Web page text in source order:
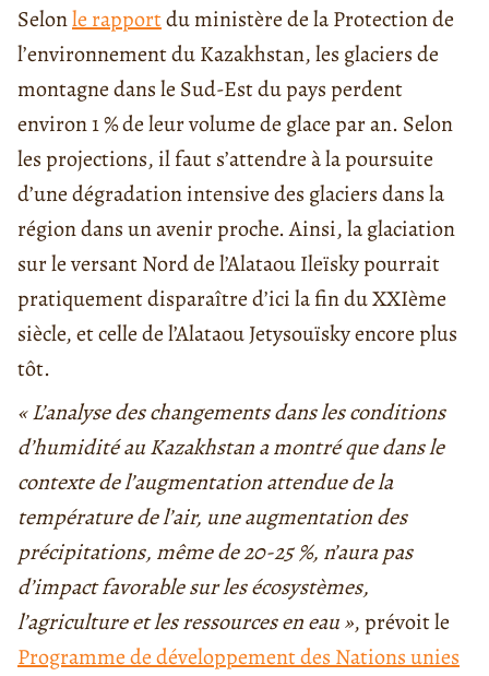
Selonle rapportdu ministère de la Protection de
l’environnement du Kazakhstan, les glaciers de
montagne dans le Sud-Est du pays perdent
environ 1 % de leur volume de glace par an. Selon
les projections, il faut s’attendre à la poursuite
d’une dégradation intensive des glaciers dans la
région dans un avenir proche. Ainsi, la glaciation
sur le versant Nord de l’Alataou Ileïsky pourrait
pratiquement disparaître d’ici la fin du XXIème
siècle, et celle de l’Alataou Jetysouïsky encore plus
tôt.
« L’analyse des changements dans les conditions
d’humidité au Kazakhstan a montré que dans le
contexte de l’augmentation attendue de la
température de l’air, une augmentation des
précipitations, même de 20-25 %, n’aura pas
d’impact favorable sur les écosystèmes,
l’agriculture et les ressources en eau », prévoit le
Programme de développement des Nations unies